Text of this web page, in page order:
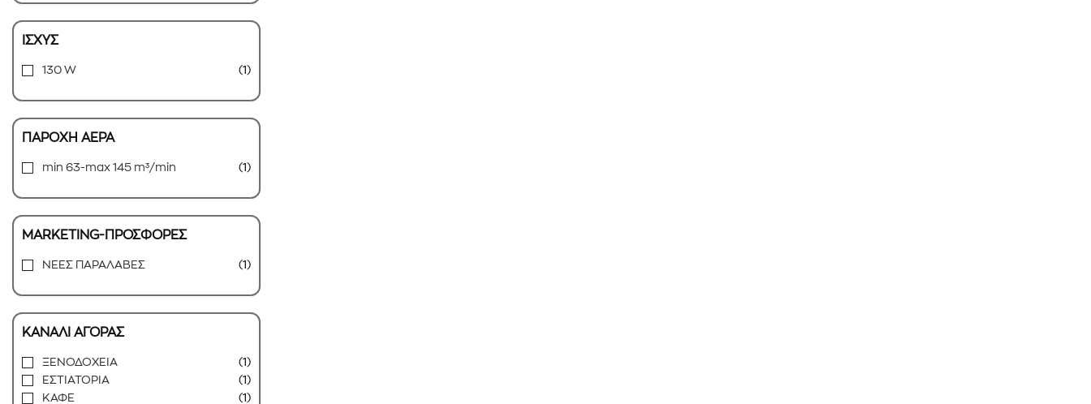
ΙΣΧΥΣ
130 W (1)
ΠΑΡΟΧΗ ΑΕΡΑ
min 63-max 145 m³/min (1)
MARKETING-ΠΡΟΣΦΟΡΕΣ
ΝΕΕΣ ΠΑΡΑΛΑΒΕΣ (1)
ΚΑΝΑΛΙ ΑΓΟΡΑΣ
ΞΕΝΟΔΟΧΕΙΑ
(1)
ΕΣΤΙΑΤΟΡΙΑ
(1)
ΚΑΦE
(1)